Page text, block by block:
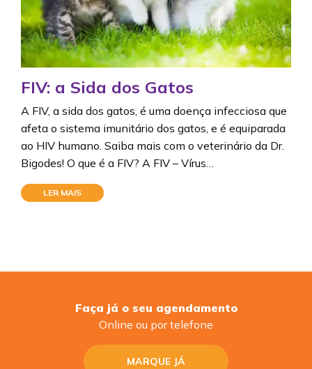
FIV: a Sida dos Gatos
A FIV, a sida dos gatos, é uma doença infecciosa que
afeta o sistema imunitário dos gatos, e é equiparada
ao HIV humano. Saiba mais com o veterinário da Dr.
Bigodes! O que é a FIV? A FIV – Vírus…
LER MAIS
Faça já o seu agendamento
Online ou por telefone
MARQUE JÁ